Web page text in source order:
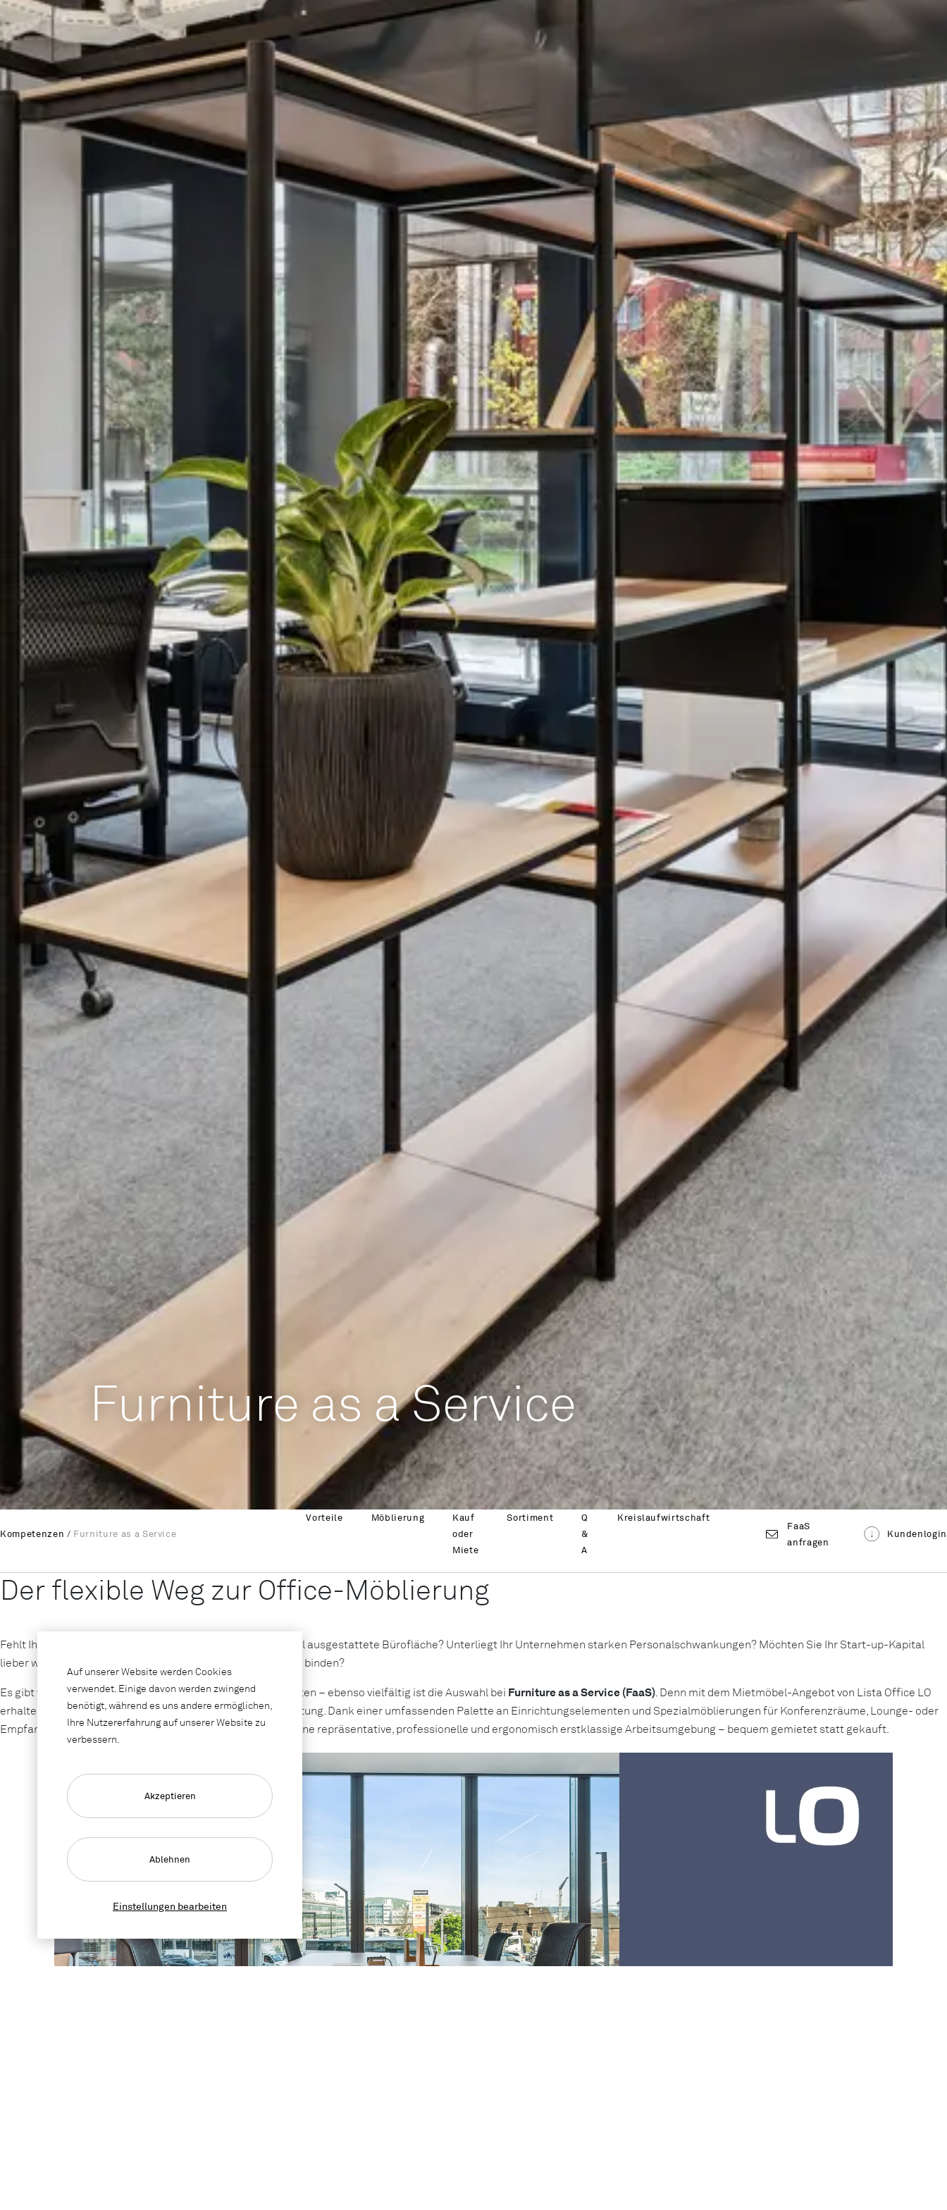
Furniture as a Service
Kompetenzen / Furniture as a Service
Vorteile Möblierung
Kauf
oder
Miete
Sortiment
Q
&
A
Kreislaufwirtschaft
FaaS
anfragen
Kundenlogin
Der flexible Weg zur Office-Möblierung
Fehlt Ihnen für ein temporäres Projekt die passende, optimal ausgestattete Bürofläche? Unterliegt Ihr Unternehmen starken Personalschwankungen? Möchten Sie Ihr Start-up-Kapital
lieber wertschöpfend investieren, statt es in Infrastruktur zu binden?
Es gibt viele Gründe, hochwertige Büroeinrichtungen zu mieten – ebenso vielfältig ist die Auswahl bei Furniture as a Service (FaaS). Denn mit dem Mietmöbel-Angebot von Lista Office LO
erhalten Sie weit mehr als eine einfache Büro-Basisausstattung. Dank einer umfassenden Palette an Einrichtungselementen und Spezialmöblierungen für Konferenzräume, Lounge- oder
Empfangsbereiche erfüllt es selbst höchste Ansprüche an eine repräsentative, professionelle und ergonomisch erstklassige Arbeitsumgebung – bequem gemietet statt gekauft.
Neuchâtel
LO
Ostschweiz
LO
Vaud
LO
LO
Zürich
Auf unserer Website werden Cookies
verwendet. Einige davon werden zwingend
benötigt, während es uns andere ermöglichen,
Ihre Nutzererfahrung auf unserer Website zu
verbessern.
Einstellungen bearbeiten
Ablehnen
Akzeptieren